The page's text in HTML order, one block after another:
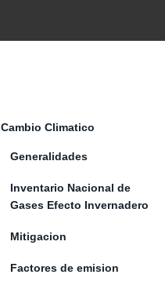
Cambio Climatico
Generalidades
Inventario Nacional de
Gases Efecto Invernadero
Mitigacion
Factores de emision